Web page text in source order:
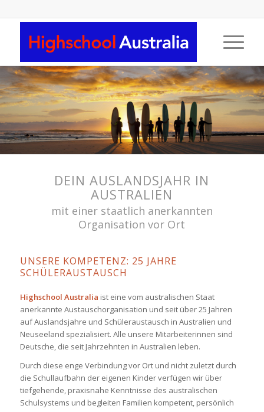
DEIN AUSLANDSJAHR IN
AUSTRALIEN
mit einer staatlich anerkannten
Organisation vor Ort
UNSERE KOMPETENZ: 25 JAHRE
SCHÜLERAUSTAUSCH
Highschool Australia ist eine vom australischen Staat
anerkannte Austauschorganisation und seit über 25 Jahren
auf Auslandsjahre und Schüleraustausch in Australien und
Neuseeland spezialisiert. Alle unsere Mitarbeiterinnen sind
Deutsche, die seit Jahrzehnten in Australien leben.
Durch diese enge Verbindung vor Ort und nicht zuletzt durch
die Schullaufbahn der eigenen Kinder verfügen wir über
tiefgehende, praxisnahe Kenntnisse des australischen
Schulsystems und begleiten Familien kompetent, persönlich